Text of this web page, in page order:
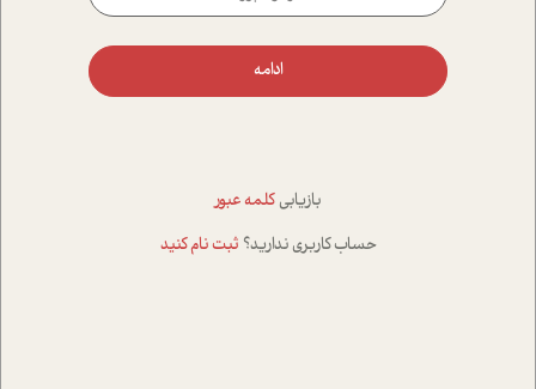
ادامه
بازیابی کلمه عبور
حساب کاربری ندارید؟ ثبت نام کنید